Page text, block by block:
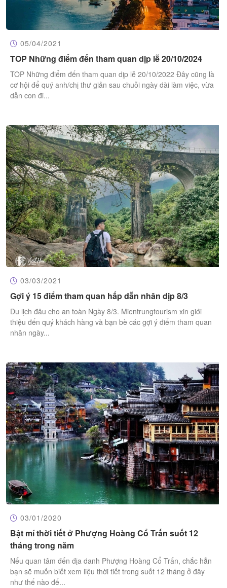
05/04/2021
​TOP Những điểm đến tham quan dịp lễ 20/10/2024
​TOP Những điểm đến tham quan dịp lễ 20/10/2022 Đây cũng là
cơ hội để quý anh/chị thư giản sau chuỗi ngày dài làm việc, vừa
dẫn con đi...
03/03/2021
Gợi ý 15 điểm tham quan hấp dẫn nhân dịp 8/3
​Du lịch đâu cho an toàn Ngày 8/3. Mientrungtourism xin giới
thiệu đến quý khách hàng và bạn bè các gợi ý điểm tham quan
nhân ngày...
03/01/2020
Bật mí thời tiết ở Phượng Hoàng Cổ Trấn suốt 12
tháng trong năm
Nếu quan tâm đến địa danh Phượng Hoàng Cổ Trấn, chắc hẳn
bạn sẽ muốn biết xem liệu thời tiết trong suốt 12 tháng ở đây
như thế nào để...